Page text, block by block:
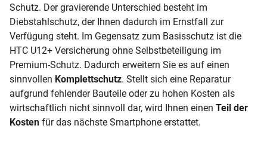
Schutz. Der gravierende Unterschied besteht im
Diebstahlschutz, der Ihnen dadurch im Ernstfall zur
Verfügung steht. Im Gegensatz zum Basisschutz ist die
HTC U12+ Versicherung ohne Selbstbeteiligung im
Premium-Schutz. Dadurch erweitern Sie es auf einen
sinnvollen Komplettschutz. Stellt sich eine Reparatur
aufgrund fehlender Bauteile oder zu hohen Kosten als
wirtschaftlich nicht sinnvoll dar, wird Ihnen einen Teil der
Kosten für das nächste Smartphone erstattet.